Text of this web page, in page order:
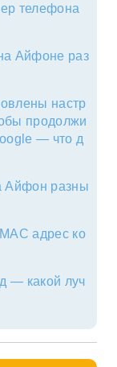
телефона
Айфоне раз
настр
продолжи
— что д
Айфон разны
адрес ко
— какой луч